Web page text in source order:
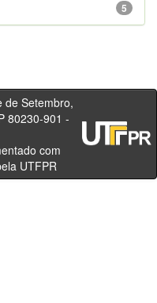
5
80230-901 -
- Brasil
com
UTFPR